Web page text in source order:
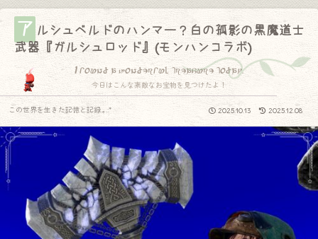
ア ルシュベルドのハンマー？白の孤影の黒魔道士
武器『ガルシュロッド』(モンハンコラボ)
I found a wonderful treasure today.
今日はこんな素敵なお宝物を見つけたよ！
2025.10.13 2025.12.08
この世界を生きた記憶と記録.｡.:*